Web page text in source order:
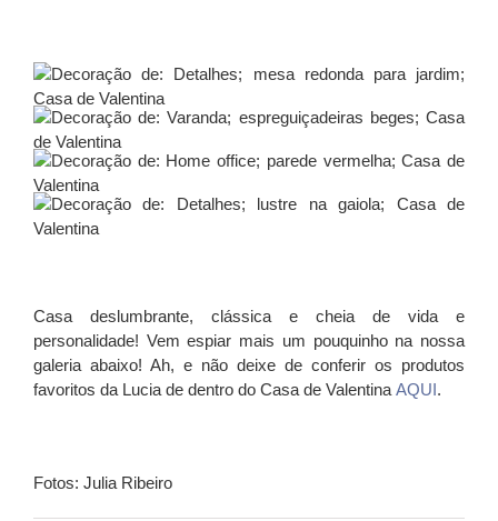
Casa deslumbrante, clássica e cheia de vida e
personalidade! Vem espiar mais um pouquinho na nossa
galeria abaixo! Ah, e não deixe de conferir os produtos
favoritos da Lucia de dentro do Casa de Valentina AQUI.
Fotos: Julia Ribeiro